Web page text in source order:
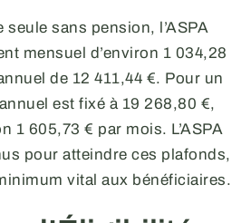
sans pension, l’ASPA
mensuel d’environ 1 034,28
de 12 411,44 €. Pour un
est fixé à 19 268,80 €,
1 605,73 € par mois. L’ASPA
pour atteindre ces plafonds,
vital aux bénéficiaires.